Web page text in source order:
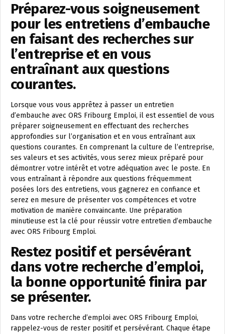
Préparez-vous soigneusement
pour les entretiens d’embauche
en faisant des recherches sur
l’entreprise et en vous
entraînant aux questions
courantes.
Lorsque vous vous apprêtez à passer un entretien
d’embauche avec ORS Fribourg Emploi, il est essentiel de vous
préparer soigneusement en effectuant des recherches
approfondies sur l’organisation et en vous entraînant aux
questions courantes. En comprenant la culture de l’entreprise,
ses valeurs et ses activités, vous serez mieux préparé pour
démontrer votre intérêt et votre adéquation avec le poste. En
vous entraînant à répondre aux questions fréquemment
posées lors des entretiens, vous gagnerez en confiance et
serez en mesure de présenter vos compétences et votre
motivation de manière convaincante. Une préparation
minutieuse est la clé pour réussir votre entretien d’embauche
avec ORS Fribourg Emploi.
Restez positif et persévérant
dans votre recherche d’emploi,
la bonne opportunité finira par
se présenter.
Dans votre recherche d’emploi avec ORS Fribourg Emploi,
rappelez-vous de rester positif et persévérant. Chaque étape